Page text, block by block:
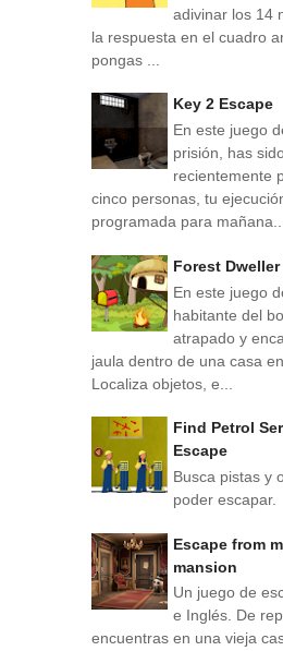
adivinar los 14
la respuesta en el cuadro
pongas ...
Key 2 Escape
En este juego
prisión, has
recientemente
cinco personas, tu
programada para
Forest
En este juego
habitante del
atrapado y
jaula dentro de una casa
Localiza objetos, e...
Find Petrol
Escape
Busca pistas y
poder escapar.
Escape from
mansion
Un juego de
e Inglés. De
encuentras en una vieja